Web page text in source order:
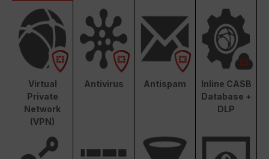
Virtual
Private
Network
(VPN)
Antivirus Antispam
Inline CASB
Database +
DLP